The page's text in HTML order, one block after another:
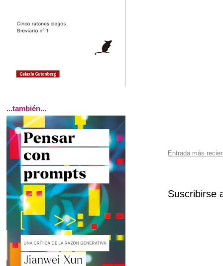
Entrada más
Suscribirse
...también...